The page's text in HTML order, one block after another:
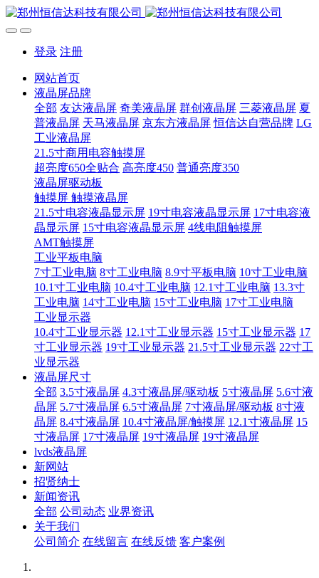
登录 注册
网站首页
液晶屏品牌
全部 友达液晶屏 奇美液晶屏 群创液晶屏 三菱液晶屏 夏
普液晶屏 天马液晶屏 京东方液晶屏 恒信达自营品牌 LG
工业液晶屏
21.5寸商用电容触摸屏
超亮度650全贴合 高亮度450 普通亮度350
液晶屏驱动板
触摸屏 触摸液晶屏
21.5寸电容液晶显示屏 19寸电容液晶显示屏 17寸电容液
晶显示屏 15寸电容液晶显示屏 4线电阻触摸屏
AMT触摸屏
工业平板电脑
7寸工业电脑 8寸工业电脑 8.9寸平板电脑 10寸工业电脑
10.1寸工业电脑 10.4寸工业电脑 12.1寸工业电脑 13.3寸
工业电脑 14寸工业电脑 15寸工业电脑 17寸工业电脑
工业显示器
10.4寸工业显示器 12.1寸工业显示器 15寸工业显示器 17
寸工业显示器 19寸工业显示器 21.5寸工业显示器 22寸工
业显示器
液晶屏尺寸
全部 3.5寸液晶屏 4.3寸液晶屏/驱动板 5寸液晶屏 5.6寸液
晶屏 5.7寸液晶屏 6.5寸液晶屏 7寸液晶屏/驱动板 8寸液
晶屏 8.4寸液晶屏 10.4寸液晶屏/触摸屏 12.1寸液晶屏 15
寸液晶屏 17寸液晶屏 19寸液晶屏 19寸液晶屏
lvds液晶屏
新网站
招贤纳士
新闻资讯
全部 公司动态 业界资讯
关于我们
公司简介 在线留言 在线反馈 客户案例